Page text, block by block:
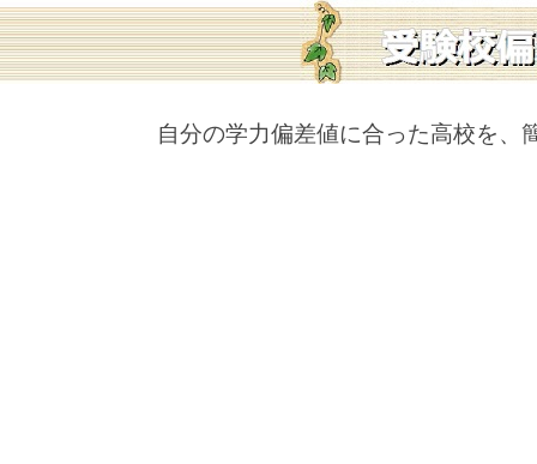
自分の学力偏差値に合った高校を、